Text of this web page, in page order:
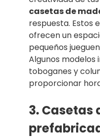
casetas de
respuesta. Estos
ofrecen un
pequeños
Algunos modelos
toboganes y
proporcionar
3. Casetas